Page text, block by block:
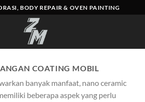
BODY REPAIR & OVEN PAINTING
COATING MOBIL
banyak manfaat, nano ceramic
beberapa aspek yang perlu